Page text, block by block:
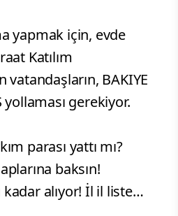
yapmak için, evde
Katılım
vatandaşların, BAKIYE
yollaması gerekiyor.
parası yattı mı?
baksın!
alıyor! İl il liste…